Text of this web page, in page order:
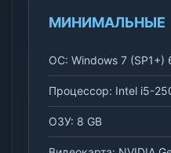
МИНИМАЛЬНЫЕ
ОС: Windows 7 (SP1+)
Процессор: Intel i5-
ОЗУ: 8 GB